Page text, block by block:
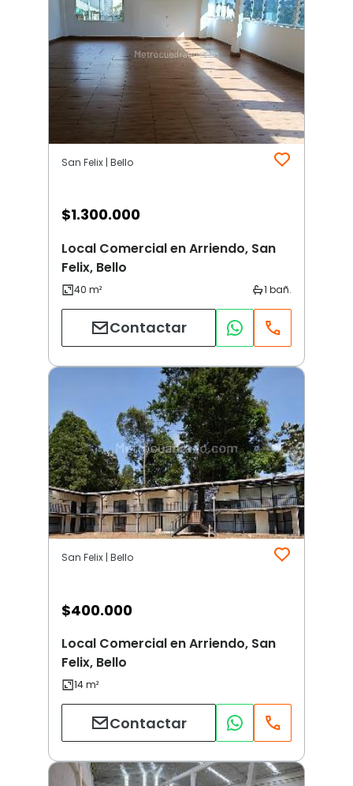
San Felix | Bello
$1.300.000
Local Comercial en Arriendo, San
Felix, Bello
Contactar
San Felix | Bello
$400.000
Local Comercial en Arriendo, San
Felix, Bello
Contactar